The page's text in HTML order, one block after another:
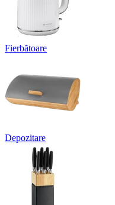
Fierbătoare
Depozitare